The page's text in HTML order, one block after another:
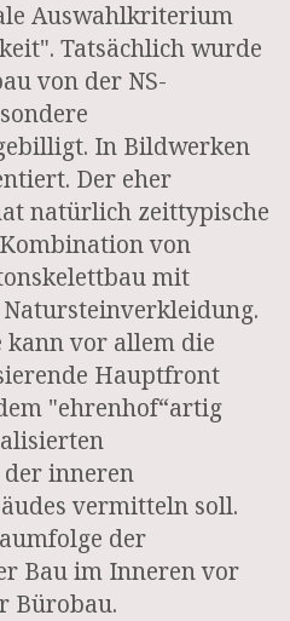
Auswahlkriterium
Tatsächlich wurde
von der NS-
In Bildwerken
Der eher
natürlich zeittypische
von
mit
kann vor allem die
Hauptfront
"ehrenhof“artig
inneren
vermitteln soll.
der
Bau im Inneren vor
Bürobau.